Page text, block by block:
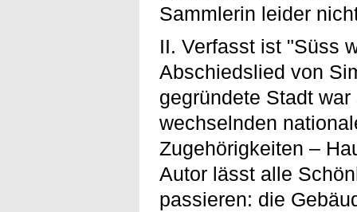
Sammlerin leider
II. Verfasst ist "Süss
Abschiedslied von
gegründete Stadt
wechselnden
Zugehörigkeiten –
Autor lässt alle
passieren: die